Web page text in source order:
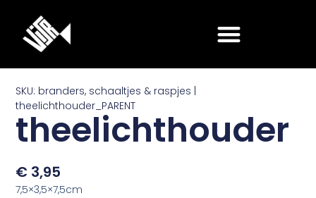
SKU: branders, schaaltjes & raspjes |
theelichthouder_PARENT
theelichthouder
€ 3,95
7,5×3,5×7,5cm